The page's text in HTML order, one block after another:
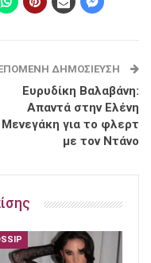
ΔΗΜΟΣΊΕΥΣΗ
Ευρυδίκη Βαλαβάνη:
Απαντά στην Ελένη
Μενεγάκη για το φλερτ
με τον Ντάνο